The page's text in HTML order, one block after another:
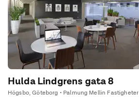
Hulda Lindgrens gata 8
Högsbo, Göteborg • Palmung Mellin Fastigheter